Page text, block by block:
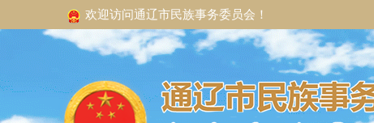
欢迎访问通辽市民族事务委员会！